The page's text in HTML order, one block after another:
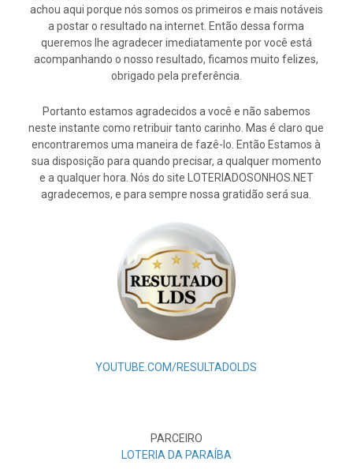
achou aqui porque nós somos os primeiros e mais notáveis
a postar o resultado na internet. Então dessa forma
queremos lhe agradecer imediatamente por você está
acompanhando o nosso resultado, ficamos muito felizes,
obrigado pela preferência.
Portanto estamos agradecidos a você e não sabemos
neste instante como retribuir tanto carinho. Mas é claro que
encontraremos uma maneira de fazê-lo. Então Estamos à
sua disposição para quando precisar, a qualquer momento
e a qualquer hora. Nós do site LOTERIADOSONHOS.NET
agradecemos, e para sempre nossa gratidão será sua.
YOUTUBE.COM/RESULTADOLDS
PARCEIRO
LOTERIA DA PARAÍBA